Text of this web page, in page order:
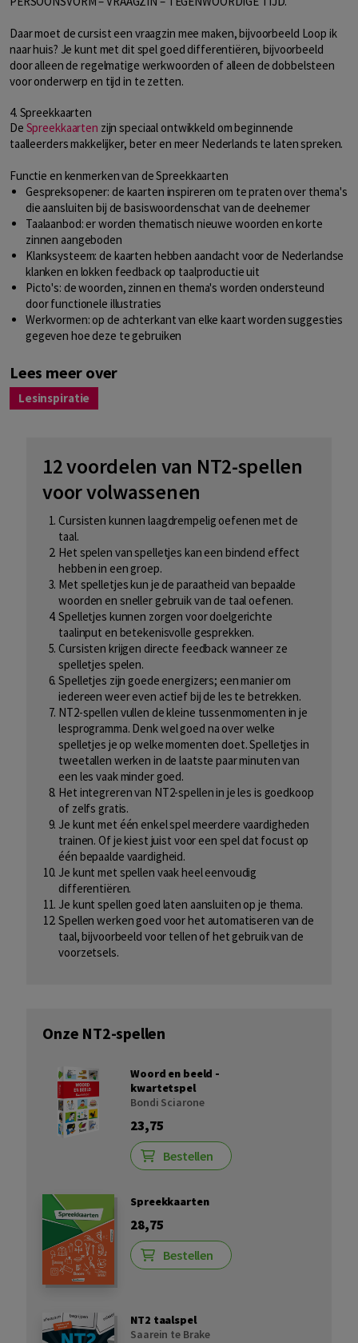
Daar moet de cursist een vraagzin mee maken, bijvoorbeeld Loop ik
naar huis? Je kunt met dit spel goed differentiëren, bijvoorbeeld
door alleen de regelmatige werkwoorden of alleen de dobbelsteen
voor onderwerp en tijd in te zetten.
4. Spreekkaarten
De Spreekkaarten zijn speciaal ontwikkeld om beginnende
taalleerders makkelijker, beter en meer Nederlands te laten spreken.
Functie en kenmerken van de Spreekkaarten
Gespreksopener: de kaarten inspireren om te praten over thema's
die aansluiten bij de basiswoordenschat van de deelnemer
Taalaanbod: er worden thematisch nieuwe woorden en korte
zinnen aangeboden
Klanksysteem: de kaarten hebben aandacht voor de Nederlandse
klanken en lokken feedback op taalproductie uit
Picto's: de woorden, zinnen en thema's worden ondersteund
door functionele illustraties
Werkvormen: op de achterkant van elke kaart worden suggesties
gegeven hoe deze te gebruiken
Lees meer over
Lesinspiratie
12 voordelen van NT2-spellen
voor volwassenen
Cursisten kunnen laagdrempelig oefenen met de
taal.
Het spelen van spelletjes kan een bindend effect
hebben in een groep.
Met spelletjes kun je de paraatheid van bepaalde
woorden en sneller gebruik van de taal oefenen.
Spelletjes kunnen zorgen voor doelgerichte
taalinput en betekenisvolle gesprekken.
Cursisten krijgen directe feedback wanneer ze
spelletjes spelen.
Spelletjes zijn goede energizers; een manier om
iedereen weer even actief bij de les te betrekken.
NT2-spellen vullen de kleine tussenmomenten in je
lesprogramma. Denk wel goed na over welke
spelletjes je op welke momenten doet. Spelletjes in
tweetallen werken in de laatste paar minuten van
een les vaak minder goed.
Het integreren van NT2-spellen in je les is goedkoop
of zelfs gratis.
Je kunt met één enkel spel meerdere vaardigheden
trainen. Of je kiest juist voor een spel dat focust op
één bepaalde vaardigheid.
Je kunt met spellen vaak heel eenvoudig
differentiëren.
Je kunt spellen goed laten aansluiten op je thema.
Spellen werken goed voor het automatiseren van de
taal, bijvoorbeeld voor tellen of het gebruik van de
voorzetsels.
Onze NT2-spellen
Woord en beeld -
kwartetspel
Bondi Sciarone
23,75
Bestellen
Spreekkaarten
28,75
Bestellen
NT2 taalspel
Saarein te Brake